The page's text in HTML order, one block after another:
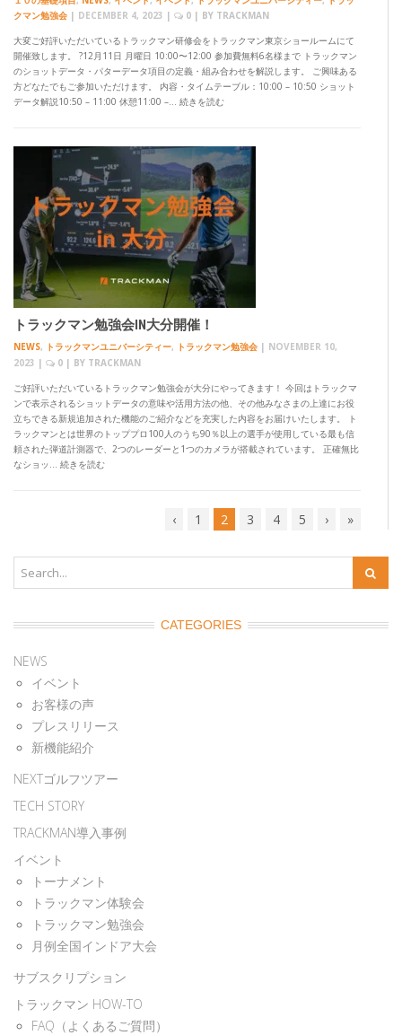
クマン勉強会 | DECEMBER 4, 2023 | 0 | BY TRACKMAN
大変ご好評いただいているトラックマン研修会をトラックマン東京ショールームにて
開催致します。 ?12月11日 月曜日 10:00〜12:00 参加費無料6名様まで トラックマン
のショットデータ・パターデータ項目の定義・組み合わせを解説します。 ご興味ある
方どなたでもご参加いただけます。 内容・タイムテーブル：10:00 – 10:50 ショット
データ解説10:50 – 11:00 休憩11:00 –… 続きを読む
トラックマン勉強会IN大分開催！
NEWS, トラックマンユニバーシティー, トラックマン勉強会 | NOVEMBER 10,
2023 | 0 | BY TRACKMAN
ご好評いただいているトラックマン勉強会が大分にやってきます！ 今回はトラックマ
ンで表示されるショットデータの意味や活用方法の他、その他みなさまの上達にお役
立ちできる新規追加された機能のご紹介などを充実した内容をお届けいたします。 ト
ラックマンとは世界のトッププロ100人のうち90％以上の選手が使用している最も信
頼された弾道計測器で、2つのレーダーと1つのカメラが搭載されています。 正確無比
なショッ… 続きを読む
‹ 1 2 3 4 5 › »
CATEGORIES
NEWS
イベント
お客様の声
プレスリリース
新機能紹介
NEXTゴルフツアー
TECH STORY
TRACKMAN導入事例
イベント
トーナメント
トラックマン体験会
トラックマン勉強会
月例全国インドア大会
サブスクリプション
トラックマン HOW-TO
FAQ（よくあるご質問）